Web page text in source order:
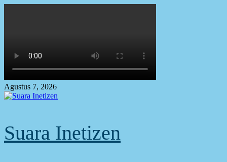
Agustus 7, 2026
Suara Inetizen